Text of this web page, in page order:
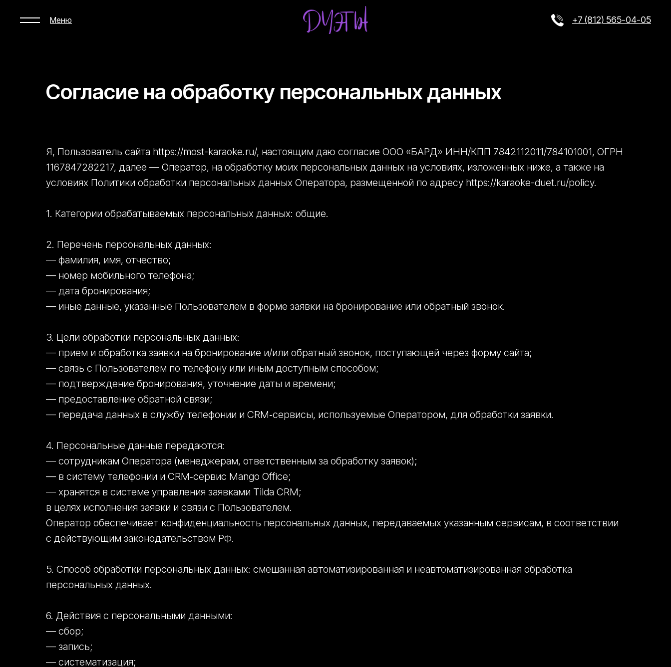
Меню +7 (812) 565-04-05
Согласие на обработку персональных данных
Я, Пользователь сайта https://most-karaoke.ru/, настоящим даю согласие ООО «БАРД» ИНН/КПП 7842112011/784101001, ОГРН
1167847282217, далее — Оператор, на обработку моих персональных данных на условиях, изложенных ниже, а также на
условиях Политики обработки персональных данных Оператора, размещенной по адресу https://karaoke-duet.ru/policy.
1. Категории обрабатываемых персональных данных: общие.
2. Перечень персональных данных:
— фамилия, имя, отчество;
— номер мобильного телефона;
— дата бронирования;
— иные данные, указанные Пользователем в форме заявки на бронирование или обратный звонок.
3. Цели обработки персональных данных:
— прием и обработка заявки на бронирование и/или обратный звонок, поступающей через форму сайта;
— связь с Пользователем по телефону или иным доступным способом;
— подтверждение бронирования, уточнение даты и времени;
— предоставление обратной связи;
— передача данных в службу телефонии и CRM‑сервисы, используемые Оператором, для обработки заявки.
4. Персональные данные передаются:
— сотрудникам Оператора (менеджерам, ответственным за обработку заявок);
— в систему телефонии и CRM‑сервис Mango Office;
— хранятся в системе управления заявками Tilda CRM;
в целях исполнения заявки и связи с Пользователем.
Оператор обеспечивает конфиденциальность персональных данных, передаваемых указанным сервисам, в соответствии
с действующим законодательством РФ.
5. Способ обработки персональных данных: смешанная автоматизированная и неавтоматизированная обработка
персональных данных.
6. Действия с персональными данными:
— сбор;
— запись;
— систематизация;